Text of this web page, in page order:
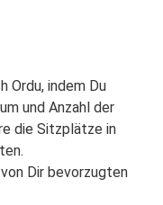
Ordu, indem Du
und Anzahl der
die Sitzplätze in
Dir bevorzugten